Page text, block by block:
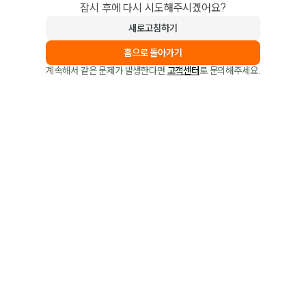
잠시 후에 다시 시도해주시겠어요?
새로고침하기
홈으로 돌아가기
계속해서 같은 문제가 발생한다면 고객센터로 문의해주세요.